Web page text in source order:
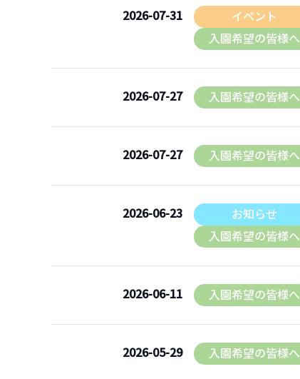
施設案内
アクセス・バスルート案内
カンガルールーム保育園入園案内
2026-07-31
イベント
入園希望の皆様へ
2026-07-27 入園希望の皆様へ
2026-07-27 入園希望の皆様へ
2026-06-23
お知らせ
入園希望の皆様へ
2026-06-11 入園希望の皆様へ
2026-05-29 入園希望の皆様へ